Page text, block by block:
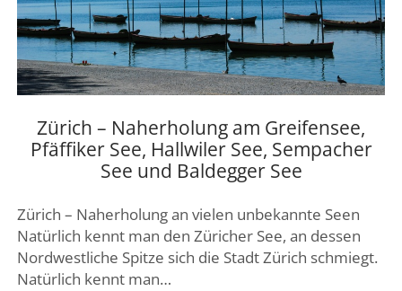
Zürich – Naherholung am Greifensee,
Pfäffiker See, Hallwiler See, Sempacher
See und Baldegger See
Zürich – Naherholung an vielen unbekannte Seen
Natürlich kennt man den Züricher See, an dessen
Nordwestliche Spitze sich die Stadt Zürich schmiegt.
Natürlich kennt man…